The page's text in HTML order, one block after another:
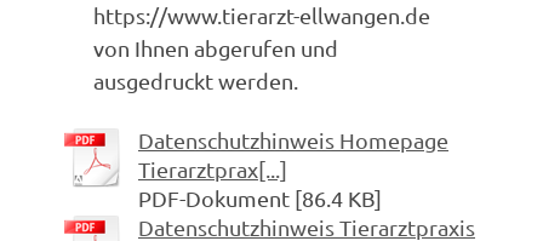
https://www.tierarzt-ellwangen.de
von Ihnen abgerufen und
ausgedruckt werden.
Datenschutzhinweis Homepage
Tierarztprax[...]
PDF-Dokument [86.4 KB]
Datenschutzhinweis Tierarztpraxis